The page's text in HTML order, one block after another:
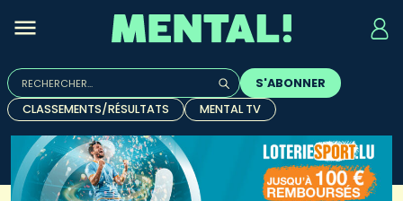
Rechercher :
Quand les résultats de l'auto-complétion sont
S'ABONNER
CLASSEMENTS/RÉSULTATS
MENTAL TV